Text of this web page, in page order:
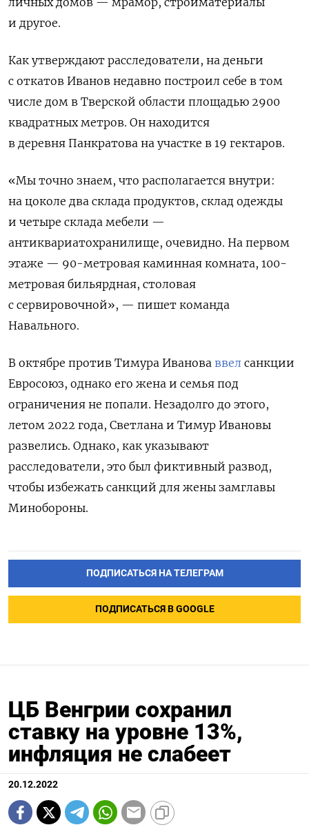
и другое.
Как утверждают расследователи, на деньги
с откатов Иванов недавно построил себе в том
числе дом в Тверской области площадью 2900
квадратных метров. Он находится
в деревня Панкратова на участке в 19 гектаров.
«Мы точно знаем, что располагается внутри:
на цоколе два склада продуктов, склад одежды
и четыре склада мебели —
антиквариатохранилище, очевидно. На первом
этаже — 90-метровая каминная комната, 100-
метровая бильярдная, столовая
с сервировочной», — пишет команда
Навального.
В октябре против Тимура Иванова ввел санкции
Евросоюз, однако его жена и семья под
ограничения не попали. Незадолго до этого,
летом 2022 года, Светлана и Тимур Ивановы
развелись. Однако, как указывают
расследователи, это был фиктивный развод,
чтобы избежать санкций для жены замглавы
Минобороны.
ПОДПИСАТЬСЯ НА ТЕЛЕГРАМ
ПОДПИСАТЬСЯ В GOOGLE
ЦБ Венгрии сохранил
ставку на уровне 13%,
инфляция не слабеет
20.12.2022